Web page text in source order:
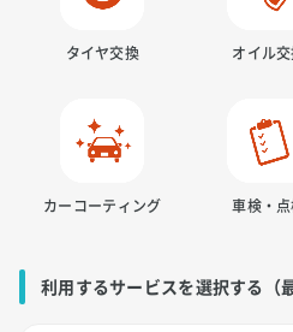
タイヤ交換 オイル
カーコーティング 車検・
利用するサービスを選択する（